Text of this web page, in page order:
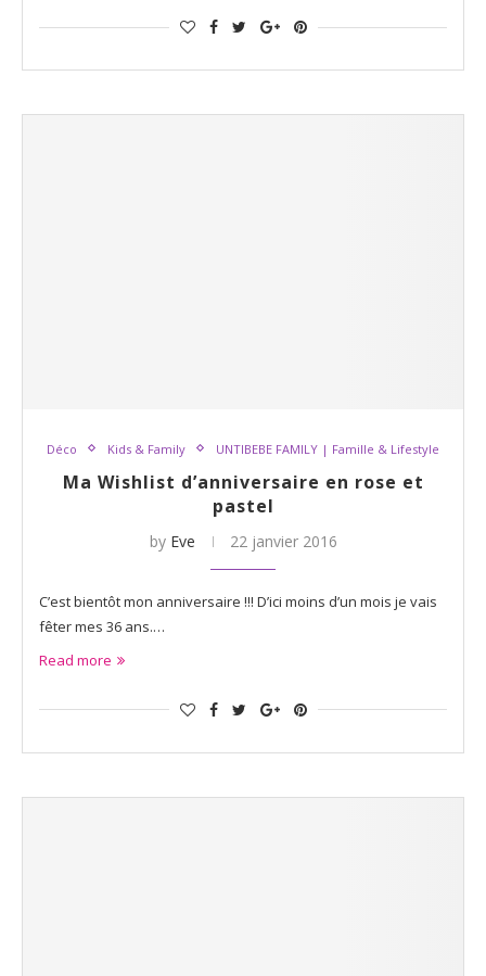
Déco Kids & Family UNTIBEBE FAMILY | Famille & Lifestyle
Ma Wishlist d’anniversaire en rose et
pastel
by Eve 22 janvier 2016
C’est bientôt mon anniversaire !!! D’ici moins d’un mois je vais
fêter mes 36 ans.…
Read more